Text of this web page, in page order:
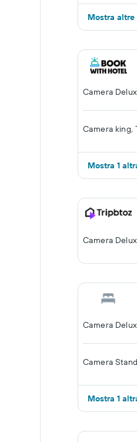
Mostra
Camera
Camera
Mostra 1
Camera
Camera
Camera
Mostra 1